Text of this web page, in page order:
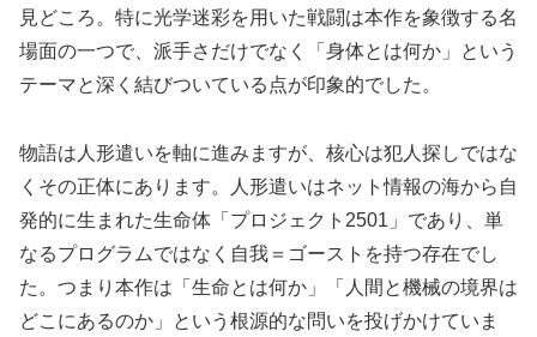
見どころ。特に光学迷彩を用いた戦闘は本作を象徴する名
場面の一つで、派手さだけでなく「身体とは何か」という
テーマと深く結びついている点が印象的でした。
物語は人形遣いを軸に進みますが、核心は犯人探しではな
くその正体にあります。人形遣いはネット情報の海から自
発的に生まれた生命体「プロジェクト2501」であり、単
なるプログラムではなく自我＝ゴーストを持つ存在でし
た。つまり本作は「生命とは何か」「人間と機械の境界は
どこにあるのか」という根源的な問いを投げかけていま